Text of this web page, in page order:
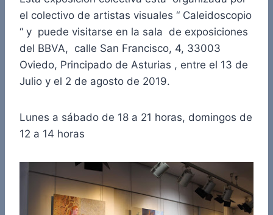
el colectivo de artistas visuales “ Caleidoscopio
“ y puede visitarse en la sala de exposiciones
del BBVA, calle San Francisco, 4, 33003
Oviedo, Principado de Asturias , entre el 13 de
Julio y el 2 de agosto de 2019.
Lunes a sábado de 18 a 21 horas, domingos de
12 a 14 horas